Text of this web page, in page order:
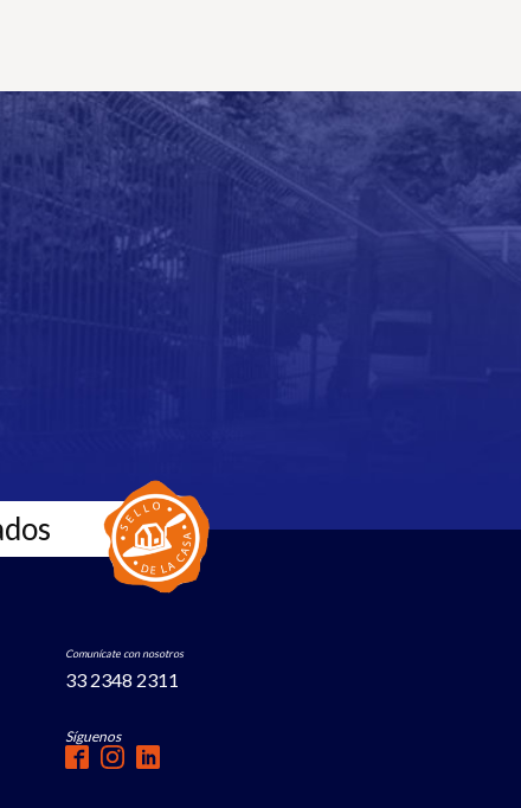
Comunícate con nosotros
33 2348 2311
Síguenos